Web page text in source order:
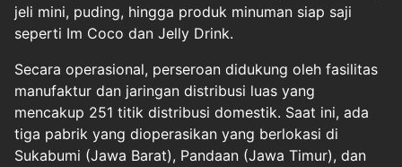
jeli mini, puding, hingga produk minuman siap saji
seperti Im Coco dan Jelly Drink.
Secara operasional, perseroan didukung oleh fasilitas
manufaktur dan jaringan distribusi luas yang
mencakup 251 titik distribusi domestik. Saat ini, ada
tiga pabrik yang dioperasikan yang berlokasi di
Sukabumi (Jawa Barat), Pandaan (Jawa Timur), dan